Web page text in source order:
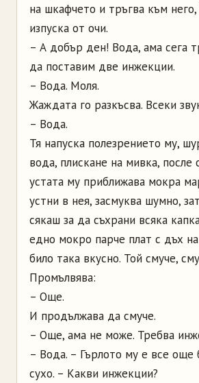
на шкафчето и тръгва към него,
изпуска от очи.
– А добър ден! Вода, ама сега
да поставим две инжекции.
– Вода. Моля.
Жаждата го разкъсва. Всеки
– Вода.
Тя напуска полезрението му,
вода, плискане на мивка, после
устата му приближава мокра
устни в нея, засмуква шумно,
сякаш за да съхрани всяка
едно мокро парче плат с дъх
било така вкусно. Той смуче,
Промълвява:
– Още.
И продължава да смуче.
– Още, ама не може. Требва
– Вода. – Гърлото му е все още
сухо. – Какви инжекции?